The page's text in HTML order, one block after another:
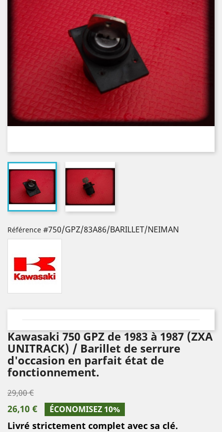
Référence #750/GPZ/83A86/BARILLET/NEIMAN
Kawasaki 750 GPZ de 1983 à 1987 (ZXA
UNITRACK) / Barillet de serrure
d'occasion en parfait état de
fonctionnement.
29,00 €
26,10 € ÉCONOMISEZ 10%
Livré strictement complet avec sa clé.